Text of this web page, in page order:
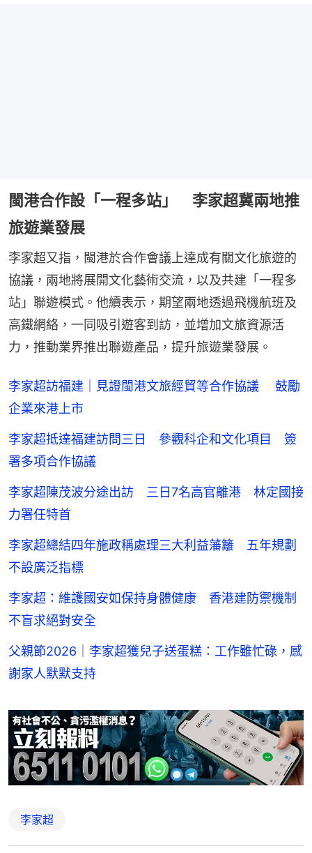
閩港合作設「一程多站」 李家超冀兩地推
旅遊業發展
李家超又指，閩港於合作會議上達成有關文化旅遊的
協議，兩地將展開文化藝術交流，以及共建「一程多
站」聯遊模式。他續表示，期望兩地透過飛機航班及
高鐵網絡，一同吸引遊客到訪，並增加文旅資源活
力，推動業界推出聯遊產品，提升旅遊業發展。
李家超訪福建｜見證閩港文旅經貿等合作協議 鼓勵
企業來港上市
李家超抵達福建訪問三日 參觀科企和文化項目 簽
署多項合作協議
李家超陳茂波分途出訪 三日7名高官離港 林定國接
力署任特首
李家超總結四年施政稱處理三大利益藩籬 五年規劃
不設廣泛指標
李家超：維護國安如保持身體健康 香港建防禦機制
不盲求絕對安全
父親節2026｜李家超獲兒子送蛋糕：工作雖忙碌，感
謝家人默默支持
李家超